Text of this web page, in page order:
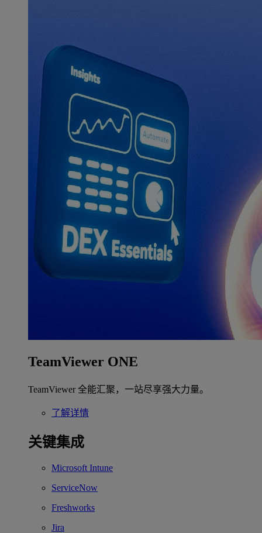
TeamViewer ONE
TeamViewer 全能汇聚，一站尽享强大力量。
了解详情
关键集成
Microsoft Intune
ServiceNow
Freshworks
Jira